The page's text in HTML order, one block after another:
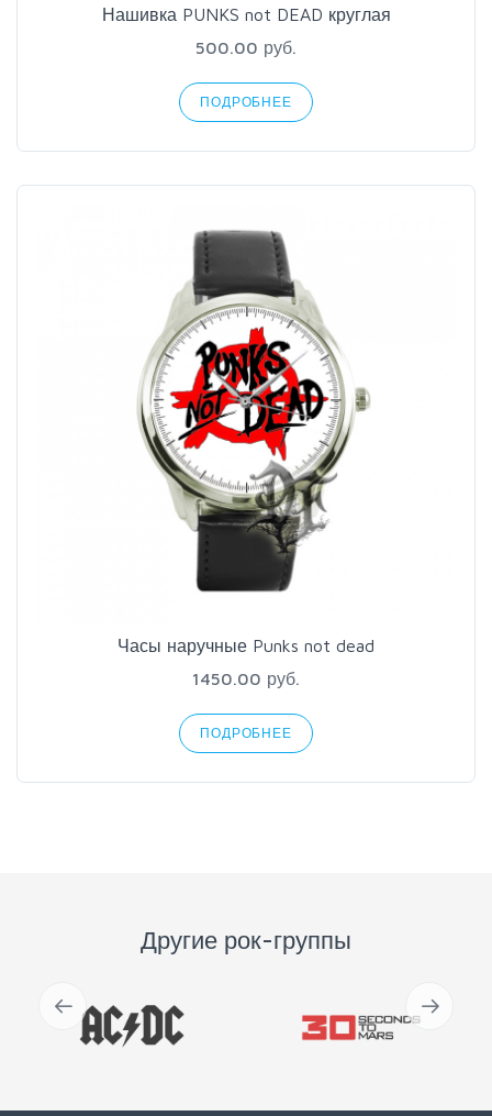
Нашивка PUNKS not DEAD круглая
500.00 руб.
ПОДРОБНЕЕ
Часы наручные Punks not dead
1450.00 руб.
ПОДРОБНЕЕ
Другие рок-группы